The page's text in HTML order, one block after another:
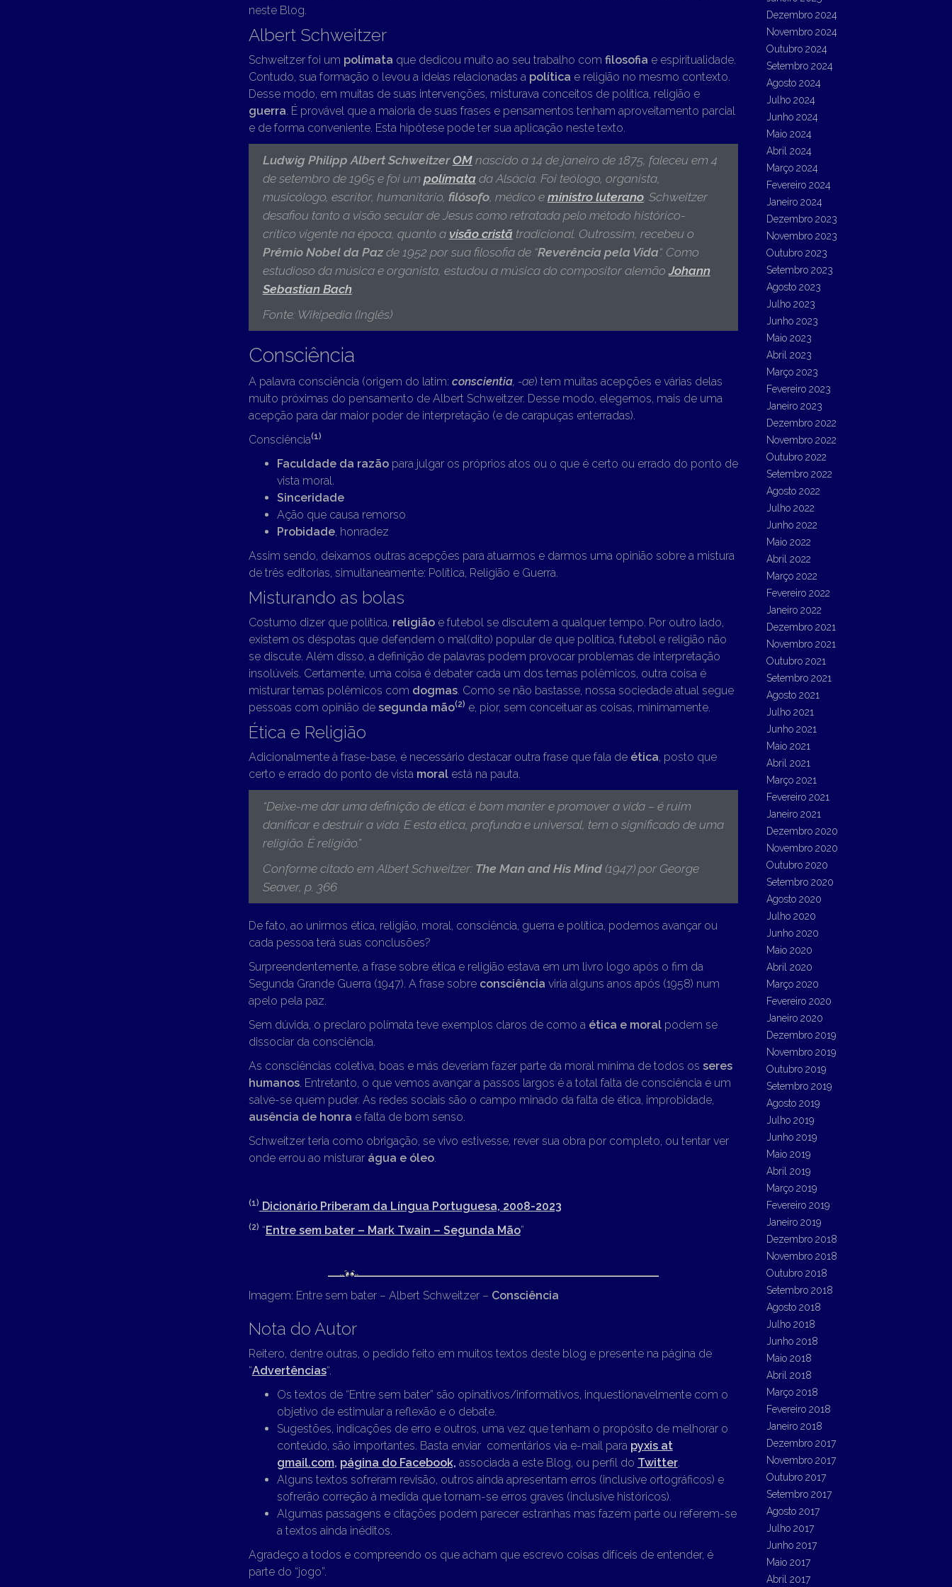
neste Blog.
Albert Schweitzer
Schweitzer foi um polímata que dedicou muito ao seu trabalho com filosofia e espiritualidade.
Contudo, sua formação o levou a ideias relacionadas a política e religião no mesmo contexto.
Desse modo, em muitas de suas intervenções, misturava conceitos de política, religião e
guerra. É provável que a maioria de suas frases e pensamentos tenham aproveitamento parcial
e de forma conveniente. Esta hipótese pode ter sua aplicação neste texto.
Ludwig Philipp Albert SchweitzerOMnascido a 14 de janeiro de 1875, faleceu em 4
de setembro de 1965 e foi um polímatada Alsácia. Foi teólogo, organista,
musicólogo, escritor, humanitário, filósofo, médico e ministro luterano. Schweitzer
desafiou tanto a visão secular de Jesus como retratada pelo método histórico-
crítico vigente na época, quanto a visão cristãtradicional. Outrossim, recebeu o
Prêmio Nobel da Pazde 1952 por sua filosofia de “Reverência pela Vida“. Como
estudioso da música e organista, estudou a música do compositor alemãoJohann
Sebastian Bach.
Fonte: Wikipedia (Inglês)
Consciência
A palavra consciência (origem do latim: conscientia, -ae) tem muitas acepções e várias delas
muito próximas do pensamento de Albert Schweitzer. Desse modo, elegemos, mais de uma
acepção para dar maior poder de interpretação (e de carapuças enterradas).
Consciência(1)
Faculdade da razãopara julgar os próprios atos ou o que é certo ou errado do ponto de
vista moral.
Sinceridade
Ação que causa remorso
Probidade, honradez
Assim sendo, deixamos outras acepções para atuarmos e darmos uma opinião sobre a mistura
de três editorias, simultaneamente: Política, Religião e Guerra.
Misturando as bolas
Costumo dizer que política, religiãoe futebol se discutem a qualquer tempo. Por outro lado,
existem os déspotas que defendem o mal(dito) popular de que política, futebol e religião não
se discute. Além disso, a definição de palavras podem provocar problemas de interpretação
insolúveis. Certamente, uma coisa é debater cada um dos temas polêmicos, outra coisa é
misturar temas polêmicos com dogmas. Como se não bastasse, nossa sociedade atual segue
pessoas com opinião de segunda mão(2) e, pior, sem conceituar as coisas, minimamente.
Ética e Religião
Adicionalmente à frase-base, é necessário destacar outra frase que fala de ética, posto que
certo e errado do ponto de vista moralestá na pauta.
“Deixe-me dar uma definição de ética: é bom manter e promover a vida – é ruim
danificar e destruir a vida. E esta ética, profunda e universal, tem o significado de uma
religião. É religião.”
Conforme citado emAlbert Schweitzer: The Man and His Mind(1947) por George
Seaver, p. 366
De fato, ao unirmos ética, religião, moral, consciência, guerra e política, podemos avançar ou
cada pessoa terá suas conclusões?
Surpreendentemente, a frase sobre ética e religião estava em um livro logo após o fim da
Segunda Grande Guerra (1947). A frase sobre consciência viria alguns anos após (1958) num
apelo pela paz.
Sem dúvida, o preclaro polímata teve exemplos claros de como a ética e moralpodem se
dissociar da consciência.
As consciências coletiva, boas e más deveriam fazer parte da moral mínima de todos os seres
humanos. Entretanto, o que vemos avançar a passos largos é a total falta de consciência e um
salve-se quem puder. As redes sociais são o campo minado da falta de ética, improbidade,
ausência de honra e falta de bom senso.
Schweitzer teria como obrigação, se vivo estivesse, rever sua obra por completo, ou tentar ver
onde errou ao misturar água e óleo.
(1) Dicionário Priberam da Língua Portuguesa, 2008-2023
(2) “Entre sem bater – Mark Twain – Segunda Mão”
Imagem: Entre sem bater – Albert Schweitzer – Consciência
Nota do Autor
Reitero, dentre outras, o pedido feito em muitos textos deste blog e presente na página de
“Advertências“.
Os textos de “Entre sem bater” são opinativos/informativos, inquestionavelmente com o
objetivo de estimular a reflexão e o debate.
Sugestões, indicações de erro e outros, uma vez que tenham o propósito de melhorar o
conteúdo, são importantes. Basta enviar comentários via e-mail para pyxis at
gmail.com, página do Facebook, associada a este Blog, ou perfil do Twitter.
Alguns textos sofreram revisão, outros ainda apresentam erros (inclusive ortográficos) e
sofrerão correção à medida que tornam-se erros graves (inclusive históricos).
Algumas passagens e citações podem parecer estranhas mas fazem parte ou referem-se
a textos ainda inéditos.
Agradeço a todos e compreendo os que acham que escrevo coisas difíceis de entender, é
parte do “jogo”.
Dezembro 2024
Novembro 2024
Outubro 2024
Setembro 2024
Agosto 2024
Julho 2024
Junho 2024
Maio 2024
Abril 2024
Março 2024
Fevereiro 2024
Janeiro 2024
Dezembro 2023
Novembro 2023
Outubro 2023
Setembro 2023
Agosto 2023
Julho 2023
Junho 2023
Maio 2023
Abril 2023
Março 2023
Fevereiro 2023
Janeiro 2023
Dezembro 2022
Novembro 2022
Outubro 2022
Setembro 2022
Agosto 2022
Julho 2022
Junho 2022
Maio 2022
Abril 2022
Março 2022
Fevereiro 2022
Janeiro 2022
Dezembro 2021
Novembro 2021
Outubro 2021
Setembro 2021
Agosto 2021
Julho 2021
Junho 2021
Maio 2021
Abril 2021
Março 2021
Fevereiro 2021
Janeiro 2021
Dezembro 2020
Novembro 2020
Outubro 2020
Setembro 2020
Agosto 2020
Julho 2020
Junho 2020
Maio 2020
Abril 2020
Março 2020
Fevereiro 2020
Janeiro 2020
Dezembro 2019
Novembro 2019
Outubro 2019
Setembro 2019
Agosto 2019
Julho 2019
Junho 2019
Maio 2019
Abril 2019
Março 2019
Fevereiro 2019
Janeiro 2019
Dezembro 2018
Novembro 2018
Outubro 2018
Setembro 2018
Agosto 2018
Julho 2018
Junho 2018
Maio 2018
Abril 2018
Março 2018
Fevereiro 2018
Janeiro 2018
Dezembro 2017
Novembro 2017
Outubro 2017
Setembro 2017
Agosto 2017
Julho 2017
Junho 2017
Maio 2017
Abril 2017